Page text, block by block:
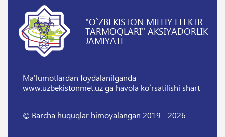
"O`ZBEKISTON MILLIY ELEKTR
TARMOQLARI" AKSIYADORLIK
JAMIYATI
Ma'lumotlardan foydalanilganda
www.uzbekistonmet.uz ga havola ko`rsatilishi shart
© Barcha huquqlar himoyalangan 2019 - 2026